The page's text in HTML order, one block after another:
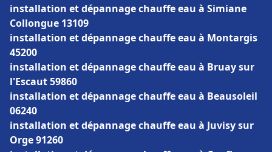
installation et dépannage chauffe eau à Simiane
Collongue 13109
installation et dépannage chauffe eau à Montargis
45200
installation et dépannage chauffe eau à Bruay sur
l'Escaut 59860
installation et dépannage chauffe eau à Beausoleil
06240
installation et dépannage chauffe eau à Juvisy sur
Orge 91260